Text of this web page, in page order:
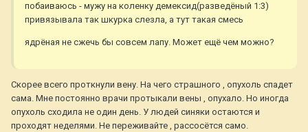
побаиваюсь - мужу на коленку демексид(разведёный 1:3)
привязывала так шкурка слезла, а тут такая смесь
ядрёная не сжечь бы совсем лапу. Может ещё чем можно?
Скорее всего проткнули вену. На чего страшного , опухоль спадет
сама. Мне постоянно врачи протыкали вены , опухало. Но иногда
опухоль сходила не один день. У людей синяки остаются и
проходят неделями. Не переживайте , рассосётся само.